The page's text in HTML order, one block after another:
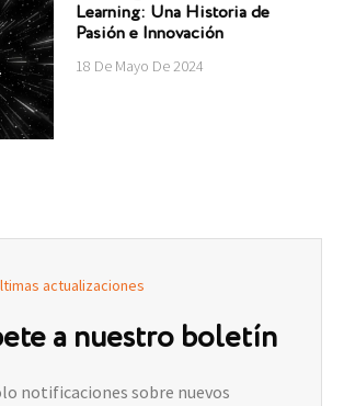
Learning: Una Historia de
Pasión e Innovación
18 De Mayo De 2024
actualizaciones
a nuestro boletín
notificaciones sobre nuevos